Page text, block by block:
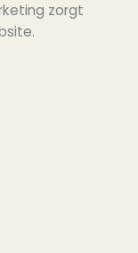
zorgt